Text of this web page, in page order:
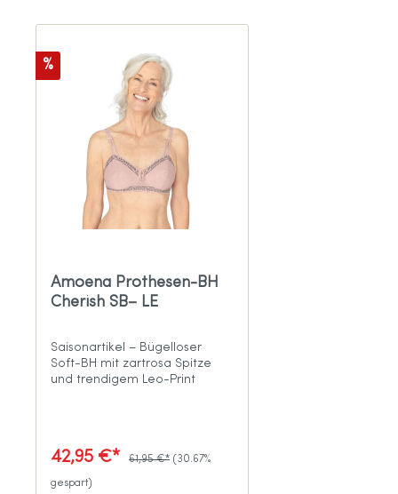
%
Amoena Prothesen-BH
Cherish SB– LE
Saisonartikel – Bügelloser
Soft-BH mit zartrosa Spitze
und trendigem Leo-Print
42,95 €* 61,95 €* (30.67%
gespart)